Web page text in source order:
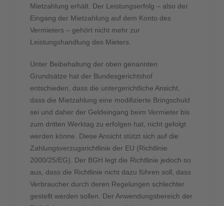
Mietzahlung erhält. Der Leistungserfolg – also der
Eingang der Mietzahlung auf dem Konto des
Vermieters – gehört nicht mehr zur
Leistungshandlung des Mieters.
Unter Beibehaltung der oben genannten
Grundsätze hat der Bundesgerichtshof
entschieden, dass die untergerichtliche Ansicht,
dass die Mietzahlung eine modifizierte Bringschuld
sei und daher der Geldeingang beim Vermieter bis
zum dritten Werktag zu erfolgen hat, nicht gefolgt
werden könne. Diese Ansicht stützt sich auf die
Zahlungsverzugsrichtlinie der EU (Richtlinie
2000/25/EG). Der BGH legt die Richtlinie jedoch so
aus, dass die Richtlinie nicht dazu führen soll, dass
Verbraucher durch deren Regelungen schlechter
gestellt werden sollen. Der Anwendungsbereich der